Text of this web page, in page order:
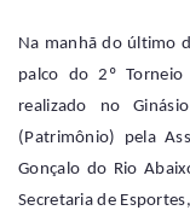
Na manhã do último
palco do 2º
realizado no
(Patrimônio) pela
Gonçalo do Rio
Secretaria de